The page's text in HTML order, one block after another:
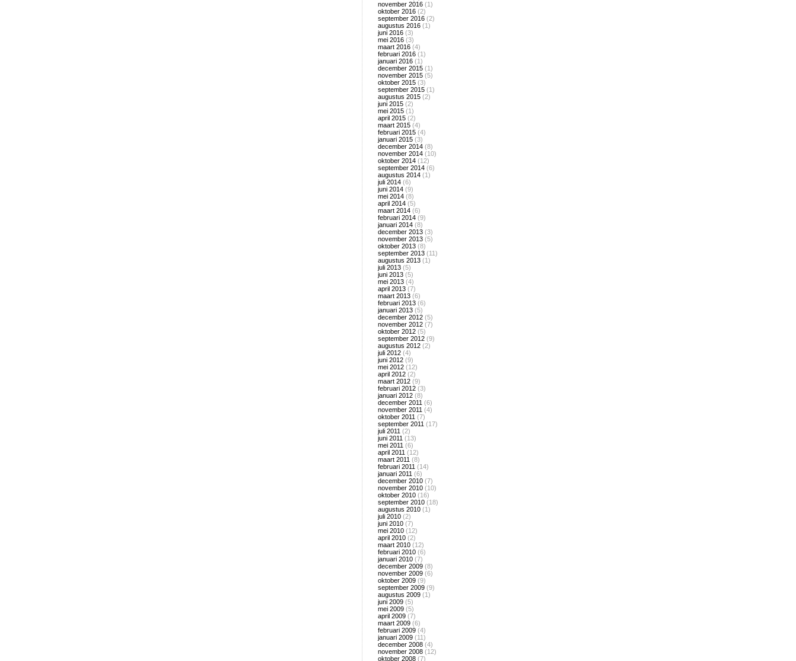
november 2016 (1)
oktober 2016 (2)
september 2016 (2)
augustus 2016 (1)
juni 2016 (3)
mei 2016 (3)
maart 2016 (4)
februari 2016 (1)
januari 2016 (1)
december 2015 (1)
november 2015 (5)
oktober 2015 (3)
september 2015 (1)
augustus 2015 (2)
juni 2015 (2)
mei 2015 (1)
april 2015 (2)
maart 2015 (4)
februari 2015 (4)
januari 2015 (3)
december 2014 (8)
november 2014 (10)
oktober 2014 (12)
september 2014 (6)
augustus 2014 (1)
juli 2014 (6)
juni 2014 (9)
mei 2014 (8)
april 2014 (5)
maart 2014 (6)
februari 2014 (9)
januari 2014 (8)
december 2013 (3)
november 2013 (5)
oktober 2013 (8)
september 2013 (11)
augustus 2013 (1)
juli 2013 (5)
juni 2013 (5)
mei 2013 (4)
april 2013 (7)
maart 2013 (6)
februari 2013 (6)
januari 2013 (5)
december 2012 (5)
november 2012 (7)
oktober 2012 (5)
september 2012 (9)
augustus 2012 (2)
juli 2012 (4)
juni 2012 (9)
mei 2012 (12)
april 2012 (2)
maart 2012 (9)
februari 2012 (3)
januari 2012 (8)
december 2011 (6)
november 2011 (4)
oktober 2011 (7)
september 2011 (17)
juli 2011 (2)
juni 2011 (13)
mei 2011 (6)
april 2011 (12)
maart 2011 (8)
februari 2011 (14)
januari 2011 (6)
december 2010 (7)
november 2010 (10)
oktober 2010 (16)
september 2010 (18)
augustus 2010 (1)
juli 2010 (2)
juni 2010 (7)
mei 2010 (12)
april 2010 (2)
maart 2010 (12)
februari 2010 (6)
januari 2010 (7)
december 2009 (8)
november 2009 (6)
oktober 2009 (9)
september 2009 (9)
augustus 2009 (1)
juni 2009 (5)
mei 2009 (5)
april 2009 (7)
maart 2009 (6)
februari 2009 (4)
januari 2009 (11)
december 2008 (4)
november 2008 (12)
oktober 2008 (7)